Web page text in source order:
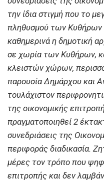
την ίδια στιγμή που το
πληθυσμού των Κυθήρων
καθημερινά η δημοτική
σε χωρία των Κυθήρων,
κλειστών χώρων,
παρουσία Δημάρχου και
τουλάχιστον
της οικονομικής
πραγματοποιηθεί 2
συνεδριάσεις της
περιφοράς διαδικασία.
μέρες τον τρόπο που
επιτροπής και δεν